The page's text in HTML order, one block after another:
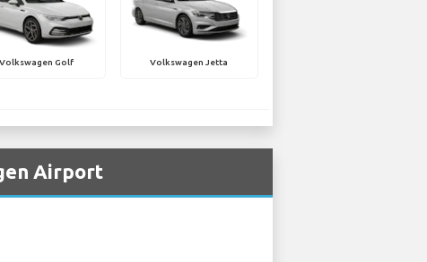
Volkswagen Golf Volkswagen Jetta
Airport